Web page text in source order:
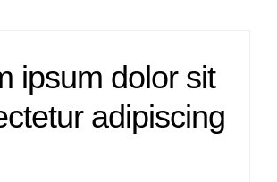
ipsum dolor sit
adipiscing